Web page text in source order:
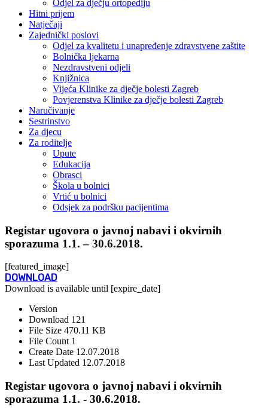
Odjel za dječju ortopediju
Hitni prijem
Natječaji
Zajednički poslovi
Odjel za kvalitetu i unapređenje zdravstvene zaštite
Bolnička ljekarna
Nezdravstveni odjeli
Knjižnica
Vijeća Klinike za dječje bolesti Zagreb
Povjerenstva Klinike za dječje bolesti Zagreb
Naručivanje
Sestrinstvo
Za djecu
Za roditelje
Upute
Edukacija
Obrasci
Škola u bolnici
Vrtić u bolnici
Odsjek za podršku pacijentima
Registar ugovora o javnoj nabavi i okvirnih
sporazuma 1.1. – 30.6.2018.
[featured_image]
DOWNLOAD
Download is available until [expire_date]
Version
Download 121
File Size 470.11 KB
File Count 1
Create Date 12.07.2018
Last Updated 12.07.2018
Registar ugovora o javnoj nabavi i okvirnih
sporazuma 1.1. - 30.6.2018.